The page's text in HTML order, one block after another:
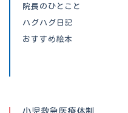
院長のひとこと
ハグハグ日記
おすすめ絵本
小児救急医療体制